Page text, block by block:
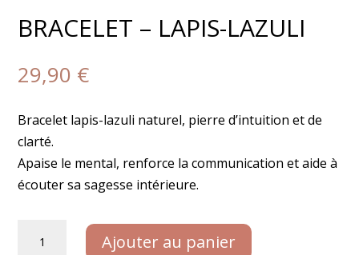
BRACELET – LAPIS-LAZULI
29,90 €
Bracelet lapis-lazuli naturel, pierre d’intuition et de
clarté.
Apaise le mental, renforce la communication et aide à
écouter sa sagesse intérieure.
Ajouter au panier